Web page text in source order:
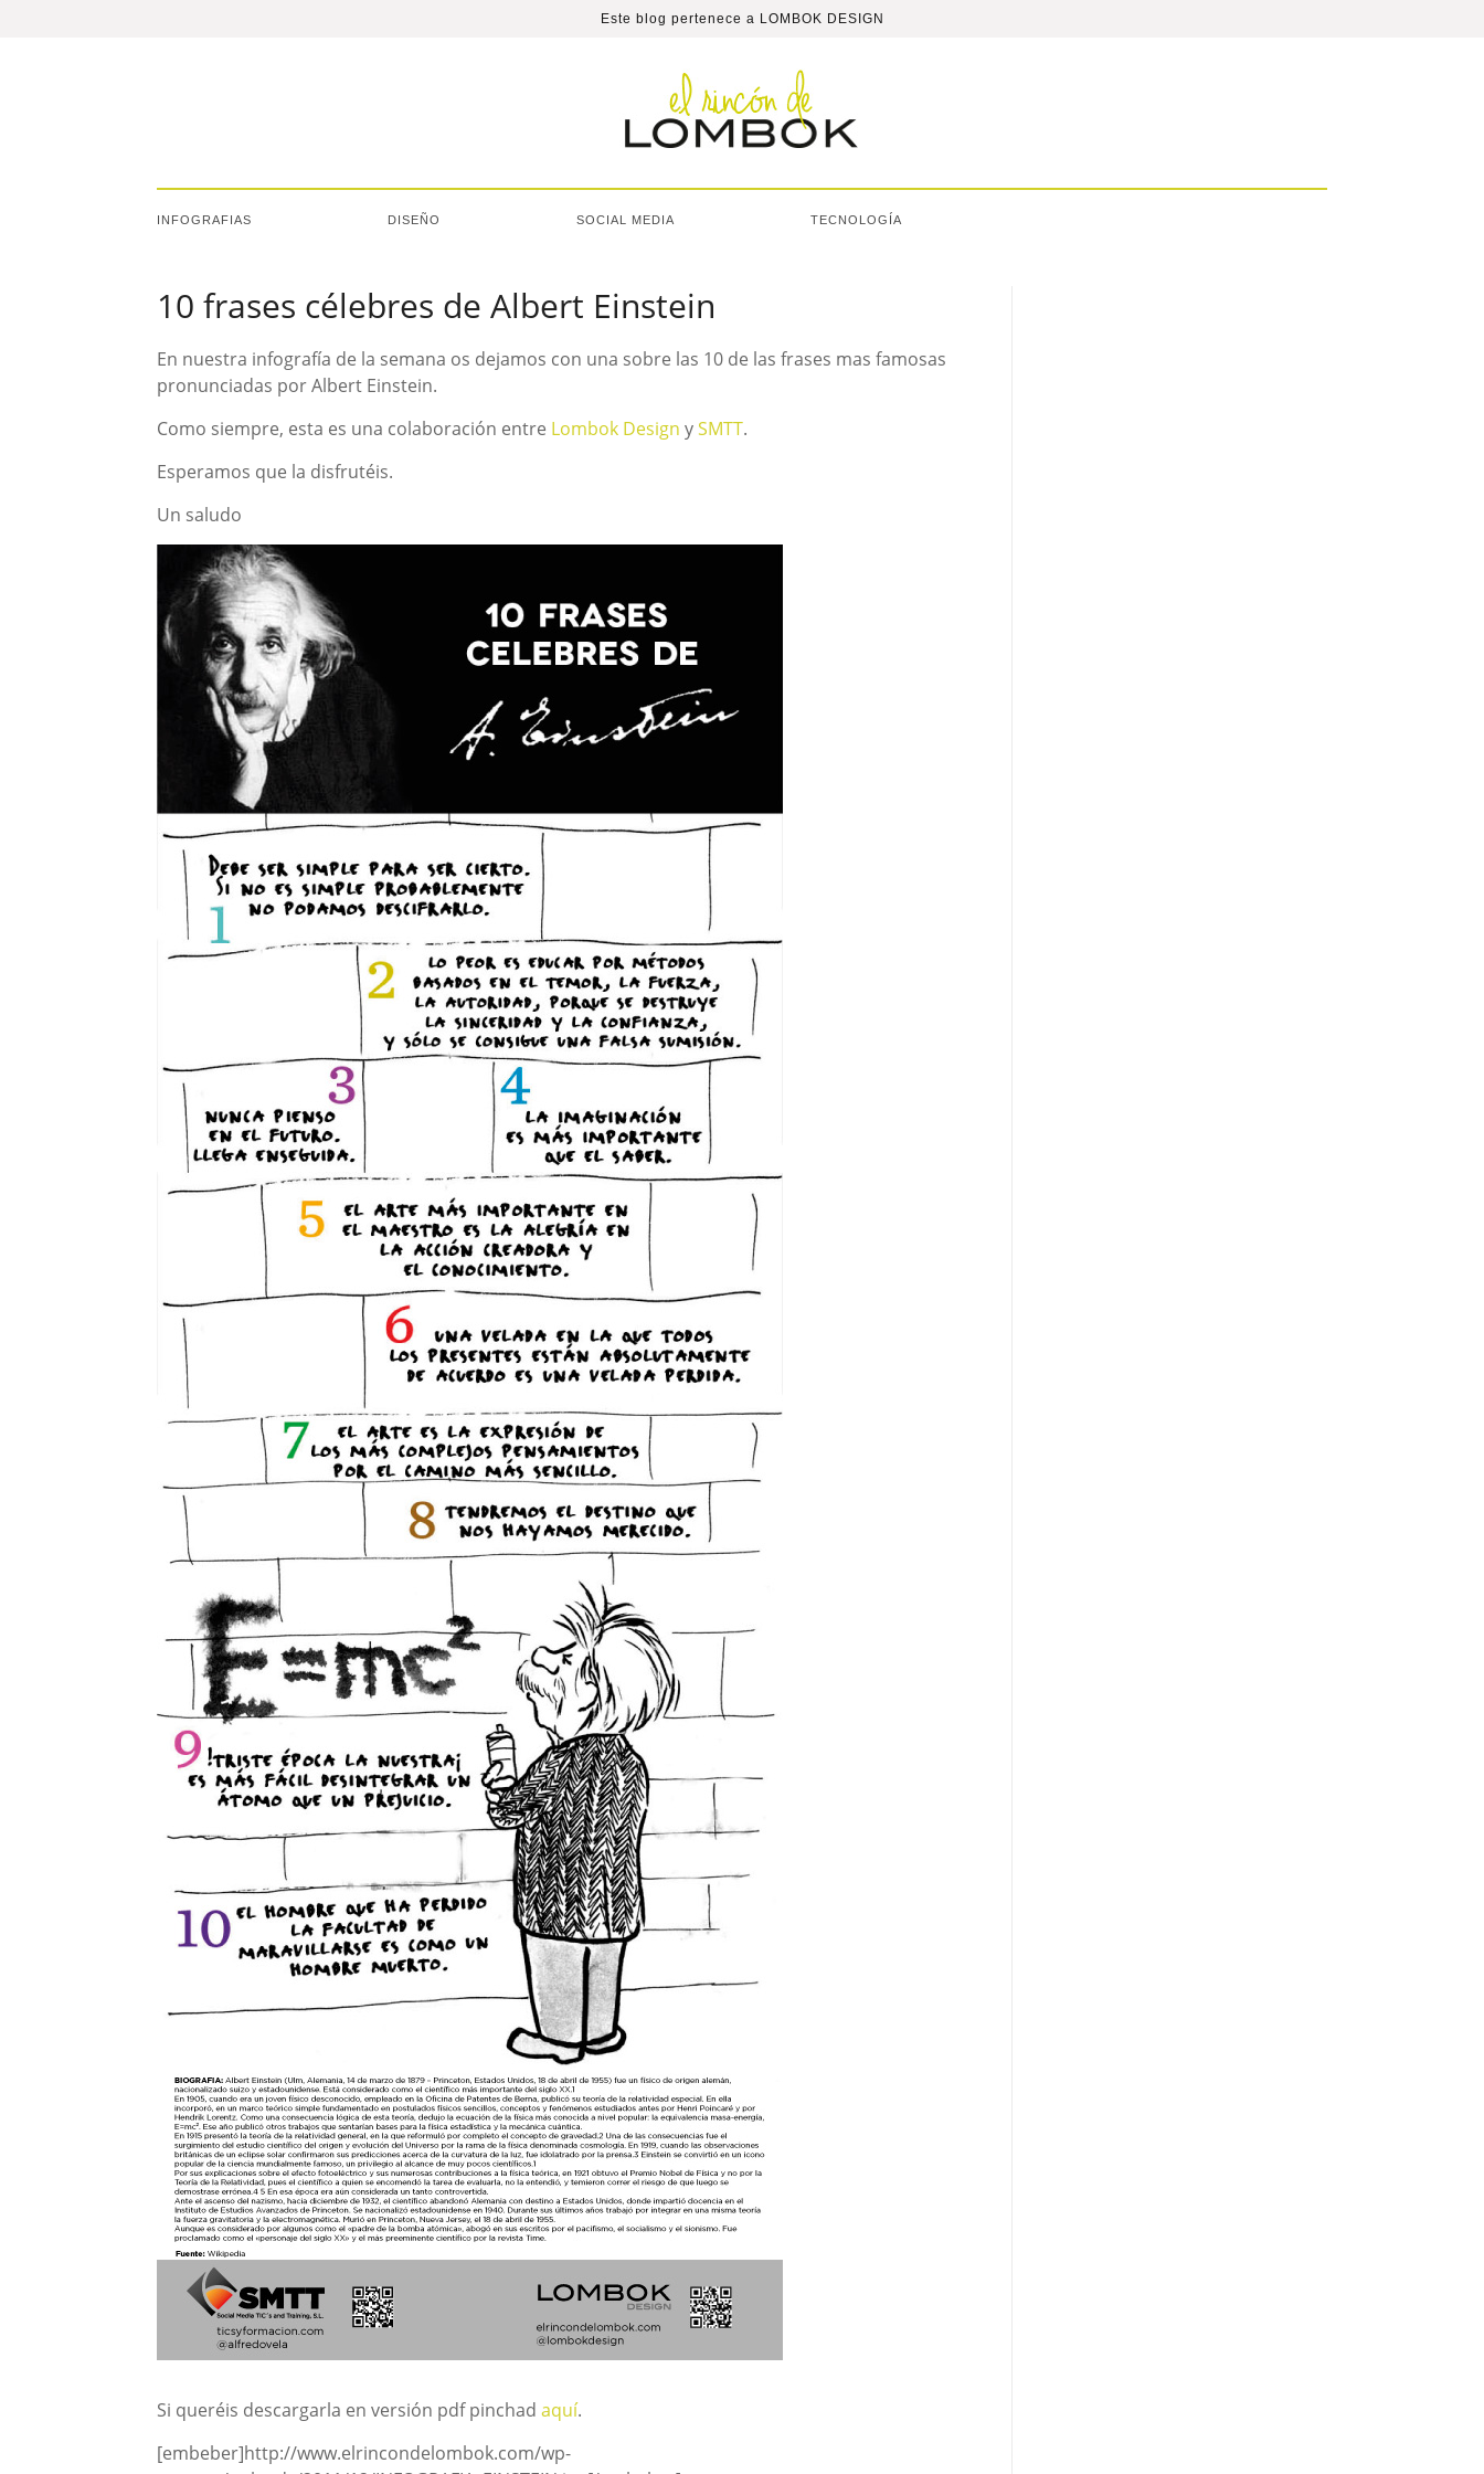
Este blog pertenece a LOMBOK DESIGN
INFOGRAFIAS DISEÑO SOCIAL MEDIA TECNOLOGÍA
10 frases célebres de Albert Einstein
En nuestra infografía de la semana os dejamos con una sobre las 10 de las frases mas famosas
pronunciadas por Albert Einstein.
Como siempre, esta es una colaboración entre Lombok Design ySMTT.
Esperamos que la disfrutéis.
Un saludo
Si queréis descargarla en versión pdf pinchad aquí.
[embeber]http://www.elrincondelombok.com/wp-